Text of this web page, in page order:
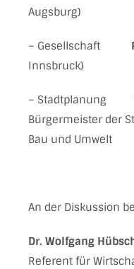
Augsburg)
– Gesellschaft
Innsbruck)
– Stadtplanung
Bürgermeister der
Bau und Umwelt
An der Diskussion
Dr. Wolfgang
Referent für